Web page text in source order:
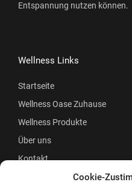
Cookie-
Entspannung nutzen können.
Wellness Links
Startseite
Wellness Oase Zuhause
Wellness Produkte
Über uns
Kontakt